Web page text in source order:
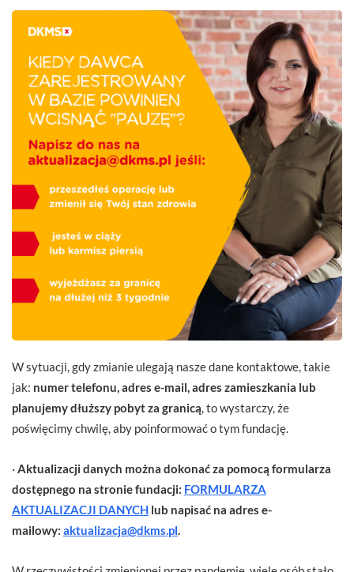
W sytuacji, gdy zmianie ulegają nasze dane kontaktowe, takie
jak: numer telefonu, adres e-mail, adres zamieszkania lub
planujemy dłuższy pobyt za granicą , to wystarczy, że
poświęcimy chwilę, aby poinformować o tym fundację.
· Aktualizacji danych można dokonać za pomocą formularza
dostępnego na stronie fundacji: FORMULARZA
AKTUALIZACJI DANYCH lub napisać na adres e-
mailowy: aktualizacja@dkms.pl